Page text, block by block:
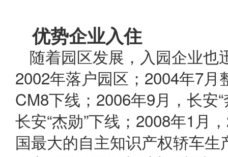
优势企业入住
随着园区发展，入园企业也
2002年落户园区；2004年7
CM8下线；2006年9月，长安
长安“杰勋”下线；2008年1月
国最大的自主知识产权轿车